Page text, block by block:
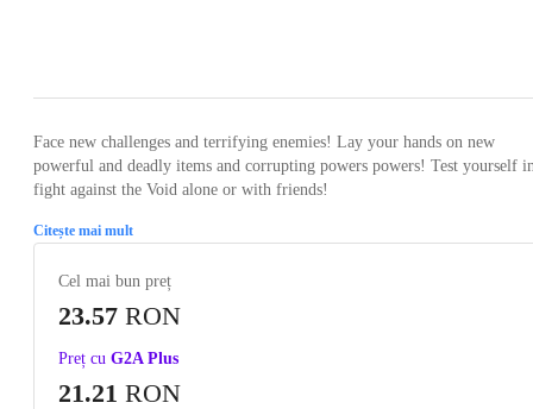
Face new challenges and terrifying enemies! Lay your hands on new
powerful and deadly items and corrupting powers powers! Test yourself
fight against the Void alone or with friends!
Citește mai mult
Cel mai bun preț
23.57 RON
Preț cu G2A Plus
21.21 RON